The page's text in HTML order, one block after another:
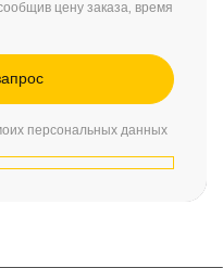
цену заказа, время
персональных данных